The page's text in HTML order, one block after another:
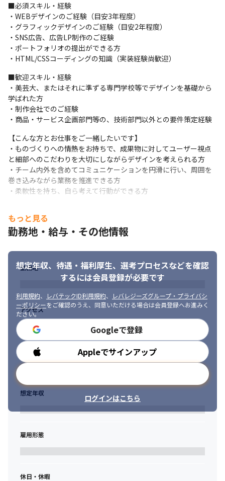
■必須スキル・経験
・WEBデザインのご経験（目安3年程度）
・グラフィックデザインのご経験（目安2年程度）
・SNS広告、広告LP制作のご経験
・ポートフォリオの提出ができる方
・HTML/CSSコーディングの知識（実装経験尚歓迎）
■歓迎スキル・経験
・美芸大、またはそれに準ずる専門学校等でデザインを基礎から
学ばれた方
・制作会社でのご経験
・商品・サービス企画部門等の、技術部門以外との要件策定経験
【こんな方とお仕事をご一緒したいです】
・ものづくりへの情熱をお持ちで、成果物に対してユーザー視点
と細部へのこだわりを大切にしながらデザインを考えられる方
・チーム内外を含めてコミュニケーションを円滑に行い、周囲を
巻き込みながら業務を推進できる方
・柔軟性を持ち、自ら考えて行動ができる方
もっと見る
勤務地・給与・その他情報
想定年収、待遇・福利厚生、 選考プロセスなどを確認
するには会員登録が必要です
利用規約、 レバテックID利用規約、
レバレジーズグループ・プライバシ
ーポリシーをご確認のうえ、同意いただける場合は会員登録へお進みく
ださい。
Googleで登録
Appleでサインアップ
ログインはこちら
勤務地
アクセス
勤務時間
想定年収
雇用形態
休日・休暇